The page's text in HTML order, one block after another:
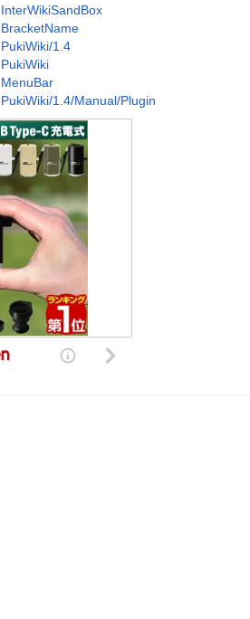
InterWikiSandBox
BracketName
PukiWiki/1.4
PukiWiki
MenuBar
PukiWiki/1.4/Manual/Plugin